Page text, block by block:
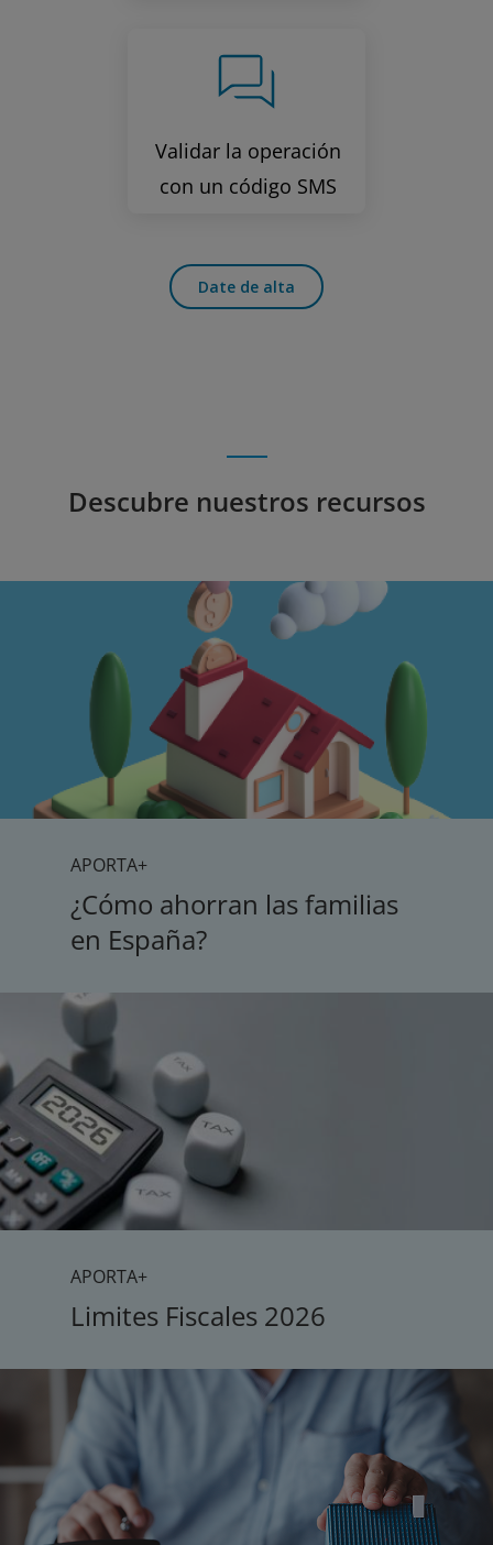
Validar la operación
con un código SMS
Date de alta
Descubre nuestros recursos
APORTA+
¿Cómo ahorran las familias
en España?
APORTA+
Limites Fiscales 2026